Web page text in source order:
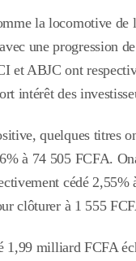
la locomotive de
une progression
et ABJC ont
intérêt des
quelques titres
à 74 505 FCFA.
cédé
clôturer à 1 555
1,99 milliard FCFA